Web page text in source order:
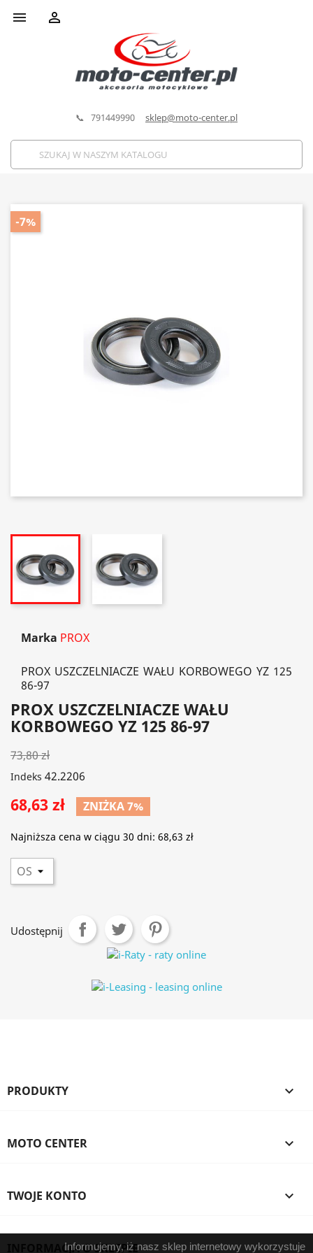
 
📞 791449990 sklep@moto-center.pl
-7%
Marka PROX
PROX USZCZELNIACZE WAŁU KORBOWEGO YZ 125
86-97
PROX USZCZELNIACZE WAŁU
KORBOWEGO YZ 125 86-97
73,80 zł
Indeks 42.2206
68,63 zł ZNIŻKA 7%
Najniższa cena w ciągu 30 dni: 68,63 zł
Udostępnij
PRODUKTY 
MOTO CENTER 
TWOJE KONTO 
INFORMACJA O SKLEPIE
Informujemy, iż nasz sklep internetowy wykorzystuje